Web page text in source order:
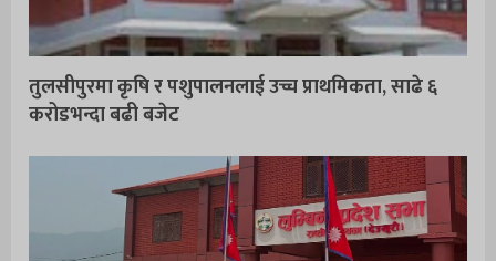
तुलसीपुरमा कृषि र पशुपालनलाई उच्च प्राथमिकता, साढे ६
करोडभन्दा बढी बजेट